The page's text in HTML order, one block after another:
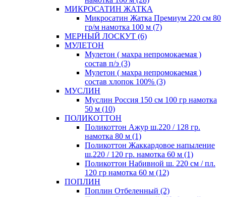
МИКРОСАТИН ЖАТКА
Микросатин Жатка Премиум 220 см 80
гр/м намотка 100 м (7)
МЕРНЫЙ ЛОСКУТ (6)
МУЛЕТОН
Мулетон ( махра непромокаемая )
состав п/э (3)
Мулетон ( махра непромокаемая )
состав хлопок 100% (3)
МУСЛИН
Муслин Россия 150 см 100 гр намотка
50 м (10)
ПОЛИКОТТОН
Поликоттон Ажур ш.220 / 128 гр.
намотка 80 м (1)
Поликоттон Жаккардовое напыление
ш.220 / 120 гр. намотка 60 м (1)
Поликоттон Набивной ш. 220 см / пл.
120 гр намотка 60 м (12)
ПОПЛИН
Поплин Отбеленный (2)